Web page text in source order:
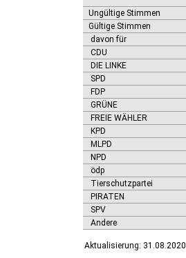
Ungültige Stimmen
Gültige Stimmen
davon für
CDU
DIE LINKE
SPD
FDP
GRÜNE
FREIE WÄHLER
KPD
MLPD
NPD
ödp
Tierschutzpartei
PIRATEN
SPV
Andere
Aktualisierung: 31.08.2020